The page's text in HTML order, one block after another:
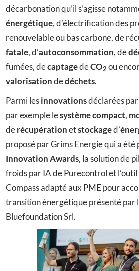
décarbonation qu’il s’agisse
énergétique, d’électrification des
renouvelable ou bas carbone, de
fatale, d’autoconsommation, de
fumées, decaptagedeCO2 ou
valorisationdedéchets.
Parmi lesinnovationsdéclarées
par exemple lesystèmecompact,
derécupérationetstockaged’
proposé par Grims Energie qui a été
Innovation Awards, la solution de
froids par IA de Purecontrol et
Compass adapté aux PME pour
transition énergétique présenté par
Bluefoundation Srl.